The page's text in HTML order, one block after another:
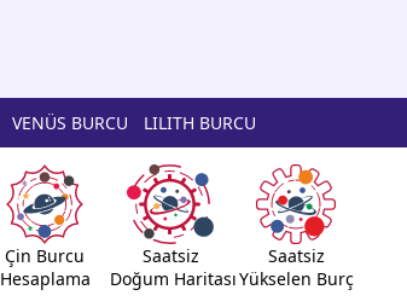
VENÜS BURCU LILITH BURCU
Çin Burcu
Hesaplama
Saatsiz
Doğum Haritası
Saatsiz
Yükselen Burç